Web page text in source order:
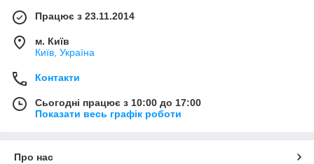
Працює з 23.11.2014
м. Київ
Київ, Україна
Контакти
Сьогодні працює з 10:00 до 17:00
Показати весь графік роботи
Про нас